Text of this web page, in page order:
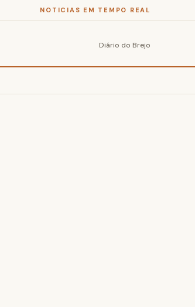
NOTICIAS EM TEMPO REAL
Diário do Brejo